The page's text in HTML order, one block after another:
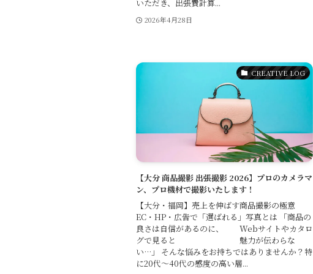
いただき、出張費計算...
2026年4月28日
CREATIVE LOG
【大分 商品撮影 出張撮影 2026】プロのカメラマ
ン、プロ機材で撮影いたします！
【大分・福岡】売上を伸ばす商品撮影の極意
EC・HP・広告で「選ばれる」写真とは 「商品の
良さは自信があるのに、 Webサイトやカタロ
グで見ると 魅力が伝わらな
い…」 そんな悩みをお持ちではありませんか？特
に20代～40代の感度の高い層...